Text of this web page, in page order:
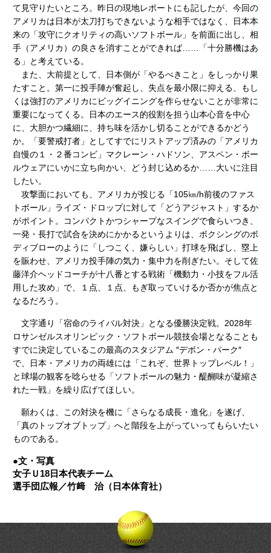
て見守りたいところ。昨日の現地レポートにも記したが、今回の
アメリカは日本が太刀打ちできないような相手ではなく、日本本
来の「攻守にクオリティの高いソフトボール」を前面に出し、相
手（アメリカ）の良さを消すことができれば……「十分勝機はあ
る」と考えている。
また、大前提として、日本側が「やるべきこと」をしっかり果
たすこと。第一に投手陣が奮起し、失点を最小限に抑える、もし
くは強打のアメリカにビッグイニングを作らせないことが非常に
重要になってくる。日本のエース的役割を担う山本心音を中心
に、大胆かつ繊細に、持ち味を活かし切ることができるかどう
か。「要警戒打者」としてすでにリストアップ済みの「アメリカ
自慢の１・２番コンビ」マクレーン・ハドソン、アスペン・ボー
ルウェアにいかに立ち向かい、どう封じ込めるか……大いに注目
したい。
攻撃面においても、アメリカが投じる「105㎞/h前後のファス
トボール」ライズ・ドロップに対して「どうアジャスト」するか
がポイント。コンパクトかつシャープなスイングで食らいつき、
一発・長打で試合を決めにかかるというよりは、ボクシングのボ
ディブローのように「しつこく、嫌らしい」打球を飛ばし、塁上
を賑わせ、アメリカ投手陣の気力・集中力を削ぎたい。そして佐
藤洋介ヘッドコーチが十八番とする戦術「機動力・小技をフル活
用した攻め」で、１点、１点、もぎ取っていけるか否かが焦点と
なるだろう。
文字通り「宿命のライバル対決」となる優勝決定戦。2028年
ロサンゼルスオリンピック・ソフトボール競技会場となることも
すでに決定しているこの最高のスタジアム ″デボン・パーク″
で、日本・アメリカの両雄には「これぞ、世界トップレベル！」
と球場の観客を唸らせる「ソフトボールの魅力・醍醐味が凝縮さ
れた一戦」を繰り広げてほしい。
願わくは、この対決を機に「さらなる成長・進化」を遂げ、
「真のトップオブトップ」へと階段を上がっていってもらいたい
ものである。
●文・写真
女子Ｕ18日本代表チーム
選手団広報／竹﨑 治（日本体育社）